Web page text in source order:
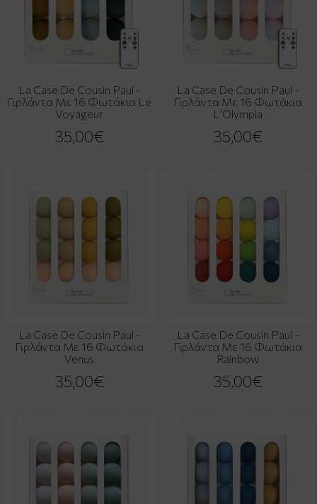
La Case De Cousin Paul -
Γιρλάντα Με 16 Φωτάκια Le
Voyageur
35,00€
La Case De Cousin Paul -
Γιρλάντα Με 16 Φωτάκια
L'Olympia
35,00€
La Case De Cousin Paul -
Γιρλάντα Με 16 Φωτάκια
Venus
35,00€
La Case De Cousin Paul -
Γιρλάντα Με 16 Φωτάκια
Rainbow
35,00€